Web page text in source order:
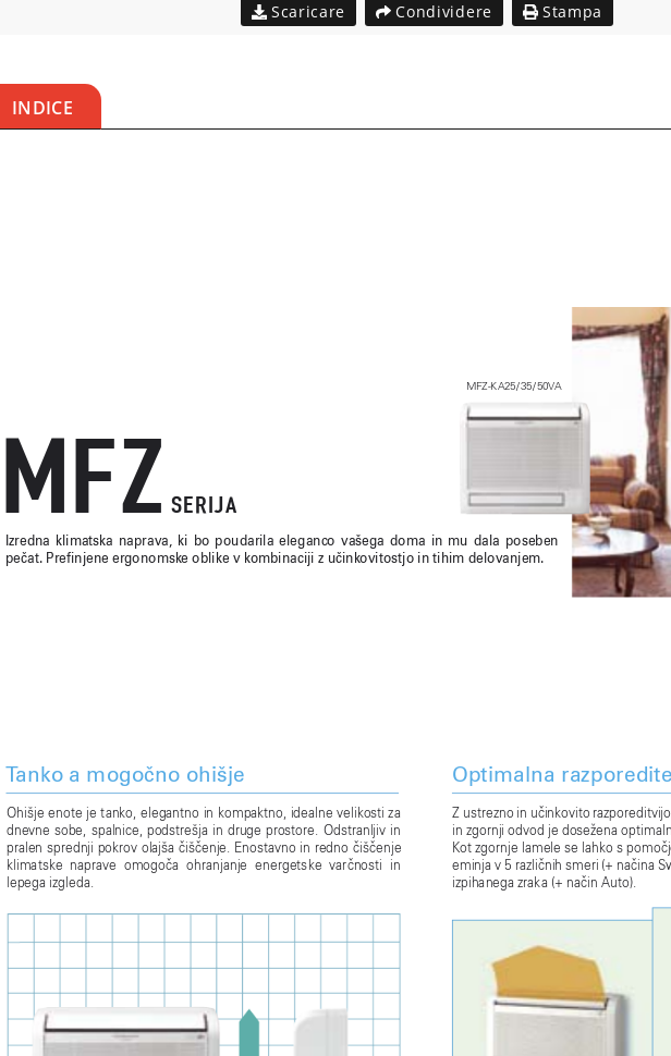
Scaricare Condividere Stampa
INDICE
MFZ S E R A
Izredna klimatska naprava, ki bo poudarila eleganco vašega doma in mu dala poseben
peèat. Prefinjene ergonomske oblike v kombinaciji z uèinkovitostjo in tihim delovanjem.
Tanko a mogoèno ohišje
Ohišje enote je tanko, elegantno in kompaktno, idealne velikosti za
dnevne sobe, spalnice, podstrešja in druge prostore. Odstranljiv
in
pralen sprednji pokrov olajša èišèenje. Enostavno in redno èišèenje
klimatske
naprave omogoèa ohranjanje energetske varènosti
in
lepega izgleda.
Optimalna
Z ustrezno in uèinkovito
in zgornji odvod je dosežena
Kot zgornje lamele se lahko s
eminja v 5 razliènih smeri (+ naèina S
izpihanega zraka (+ naèin Auto).
MFZ-KA25/35/50VA